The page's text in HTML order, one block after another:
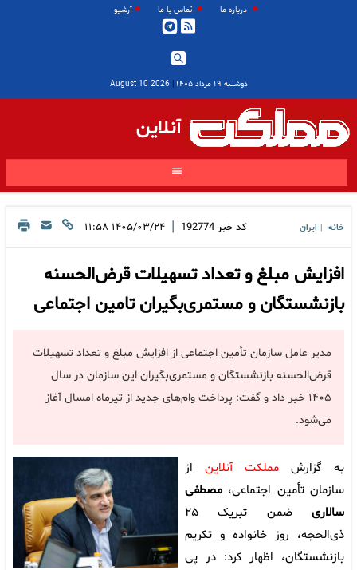
درباره ما تماس با ما آرشیو
دوشنبه ۱۹ مرداد ۱۴۰۵ |
2026 August 10
آنلاین
خانه ایران کد خبر 192774
| ۱۴۰۵/۰۳/۲۴ ۱۱:۵۸
افزایش مبلغ و تعداد تسهیلات قرض‌الحسنه
بازنشستگان و مستمری‌بگیران تامین اجتماعی
مدیر عامل سازمان تأمین اجتماعی از افزایش مبلغ و تعداد تسهیلات
قرض‌الحسنه بازنشستگان و مستمری‌بگیران این سازمان در سال
۱۴۰۵ خبر داد و گفت: پرداخت وام‌های جدید از تیرماه امسال آغاز
می‌شود.
به گزارش مملکت آنلاین از
سازمان تأمین اجتماعی، مصطفی
سالاری
ضمن تبریک ۲۵
ذی‌الحجه، روز خانواده و تکریم
بازنشستگان، اظهار کرد: در پی